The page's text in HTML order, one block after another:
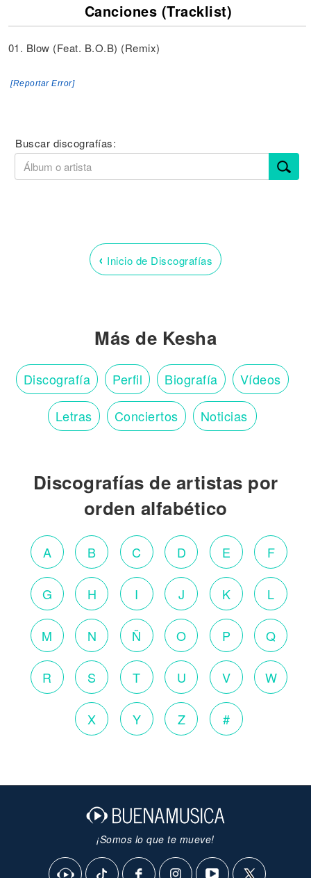
Canciones (Tracklist)
01. Blow (Feat. B.O.B) (Remix)
[Reportar Error]
Buscar discografías:
‹ Inicio de Discografías
Más de Kesha
Discografía Perfil Biografía Vídeos
Letras Conciertos Noticias
Discografías de artistas por
orden alfabético
A B C D E F
G H I J K L
M N Ñ O P Q
R S T U V W
X Y Z #
¡Somos lo que te mueve!